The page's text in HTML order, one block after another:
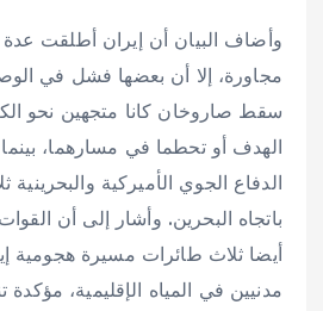
وأضاف البيان أن إيران أطلقت عدة
مجاورة، إلا أن بعضها فشل في
سقط صاروخان كانا متجهين نحو
الهدف أو تحطما في مسارهما،
الدفاع الجوي الأميركية
باتجاه البحرين. وأشار إلى أن
أيضا ثلاث طائرات مسيرة هجومية
مدنيين في المياه الإقليمية،